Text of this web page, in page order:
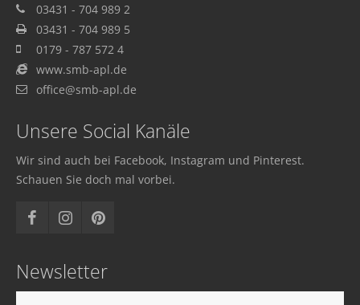
03431 - 704 989 2
03431 - 704 989 5
0179 - 787 572 4
www.smb-apl.de
office@smb-apl.de
Unsere Social Kanäle
Wir sind auch bei Facebook, Instagram und Pinterest.
Schauen Sie doch mal vorbei.
Newsletter